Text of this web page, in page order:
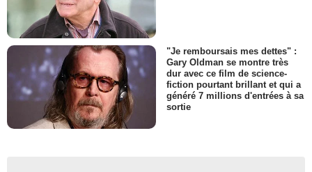
"Je remboursais mes dettes" :
Gary Oldman se montre très
dur avec ce film de science-
fiction pourtant brillant et qui a
généré 7 millions d'entrées à sa
sortie